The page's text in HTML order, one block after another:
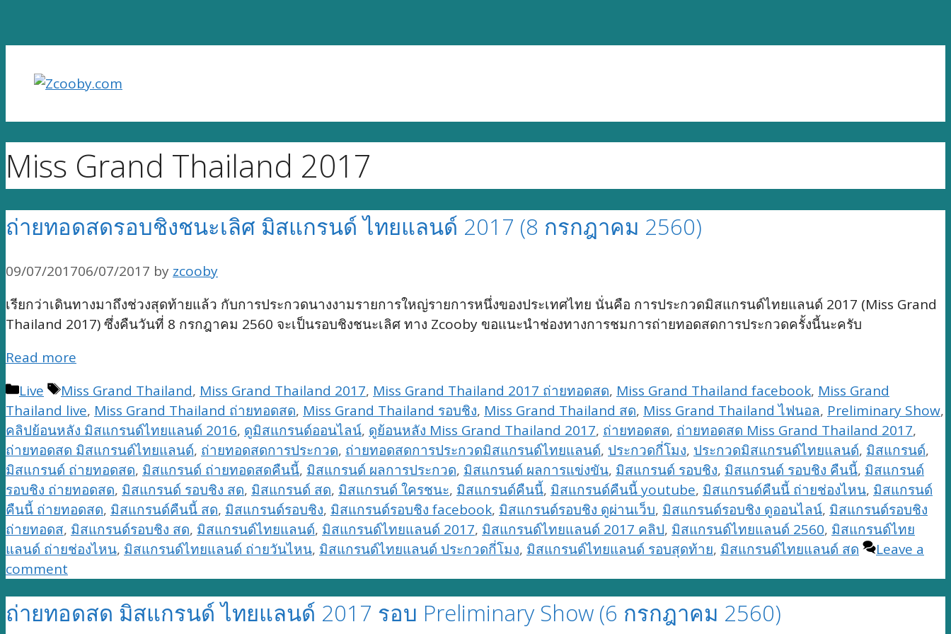
content
Miss Grand Thailand 2017
ถ่ายทอดสดรอบชิงชนะเลิศ มิสแกรนด์ ไทยแลนด์ 2017 (8 กรกฎาคม 2560)
09/07/201706/07/2017 by zcooby
เรียกว่าเดินทางมาถึงช่วงสุดท้ายแล้ว กับการประกวดนางงามรายการใหญ่รายการหนึ่งของประเทศไทย นั่นคือ การประกวดมิสแกรนด์ไทยแลนด์ 2017 (Miss Grand
Thailand 2017) ซึ่งคืนวันที่ 8 กรกฎาคม 2560 จะเป็นรอบชิงชนะเลิศ ทาง Zcooby ขอแนะนำช่องทางการชมการถ่ายทอดสดการประกวดครั้งนี้นะครับ
Read more
Categories
Live Tags
Miss Grand Thailand, Miss Grand Thailand 2017, Miss Grand Thailand 2017 ถ่ายทอดสด, Miss Grand Thailand facebook, Miss Grand
Thailand live, Miss Grand Thailand ถ่ายทอดสด, Miss Grand Thailand รอบชิง, Miss Grand Thailand สด, Miss Grand Thailand ไฟนอล, Preliminary Show,
คลิปย้อนหลัง มิสแกรนด์ไทยแลนด์ 2016, ดูมิสแกรนด์ออนไลน์, ดูย้อนหลัง Miss Grand Thailand 2017, ถ่ายทอดสด, ถ่ายทอดสด Miss Grand Thailand 2017,
ถ่ายทอดสด มิสแกรนด์ไทยแลนด์, ถ่ายทอดสดการประกวด, ถ่ายทอดสดการประกวดมิสแกรนด์ไทยแลนด์, ประกวดกี่โมง, ประกวดมิสแกรนด์ไทยแลนด์, มิสแกรนด์,
มิสแกรนด์ ถ่ายทอดสด, มิสแกรนด์ ถ่ายทอดสดคืนนี้, มิสแกรนด์ ผลการประกวด, มิสแกรนด์ ผลการแข่งขัน, มิสแกรนด์ รอบชิง, มิสแกรนด์ รอบชิง คืนนี้, มิสแกรนด์
รอบชิง ถ่ายทอดสด, มิสแกรนด์ รอบชิง สด, มิสแกรนด์ สด, มิสแกรนด์ ใครชนะ, มิสแกรนด์คืนนี้, มิสแกรนด์คืนนี้ youtube, มิสแกรนด์คืนนี้ ถ่ายช่องไหน, มิสแกรนด์
คืนนี้ ถ่ายทอดสด, มิสแกรนด์คืนนี้ สด, มิสแกรนด์รอบชิง, มิสแกรนด์รอบชิง facebook, มิสแกรนด์รอบชิง ดูผ่านเว็บ, มิสแกรนด์รอบชิง ดูออนไลน์, มิสแกรนด์รอบชิง
ถ่ายทอดส, มิสแกรนด์รอบชิง สด, มิสแกรนด์ไทยแลนด์, มิสแกรนด์ไทยแลนด์ 2017, มิสแกรนด์ไทยแลนด์ 2017 คลิป, มิสแกรนด์ไทยแลนด์ 2560, มิสแกรนด์ไทย
แลนด์ ถ่ายช่องไหน, มิสแกรนด์ไทยแลนด์ ถ่ายวันไหน, มิสแกรนด์ไทยแลนด์ ประกวดกี่โมง, มิสแกรนด์ไทยแลนด์ รอบสุดท้าย, มิสแกรนด์ไทยแลนด์ สด
Leave a
comment
ถ่ายทอดสด มิสแกรนด์ ไทยแลนด์ 2017 รอบ Preliminary Show (6 กรกฎาคม 2560)